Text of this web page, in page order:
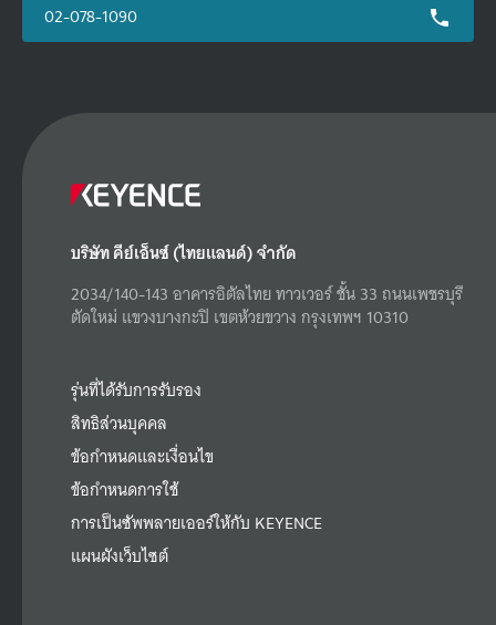
02-078-1090
บริษัท คีย์เอ็นซ์ (ไทยแลนด์) จำกัด
2034/140-143 อาคารอิตัลไทย ทาวเวอร์ ชั้น 33 ถนนเพชรบุรี
ตัดใหม่ แขวงบางกะปิ เขตห้วยขวาง กรุงเทพฯ 10310
รุ่นที่ได้รับการรับรอง
สิทธิส่วนบุคคล
ข้อกำหนดและเงื่อนไข
ข้อกำหนดการใช้
การเป็นซัพพลายเออร์ให้กับ KEYENCE
แผนผังเว็บไซต์